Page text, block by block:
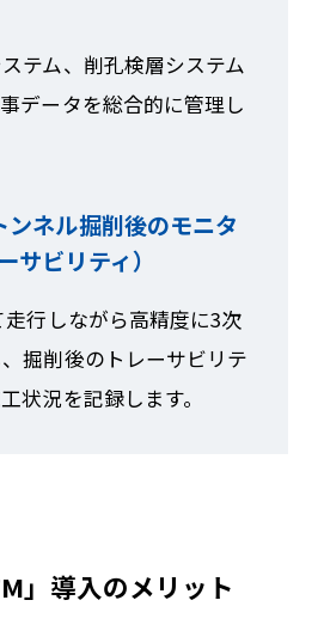
テム、削孔検層システム
データを総合的に管理し
ネル掘削後のモニタ
サビリティ）
走行しながら高精度に3次
掘削後のトレーサビリテ
状況を記録します。
」導入のメリット